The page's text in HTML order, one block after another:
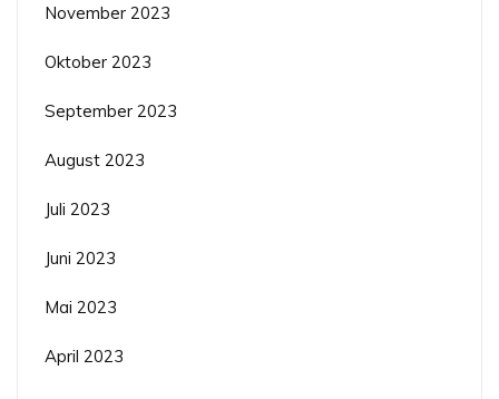
November 2023
Oktober 2023
September 2023
August 2023
Juli 2023
Juni 2023
Mai 2023
April 2023